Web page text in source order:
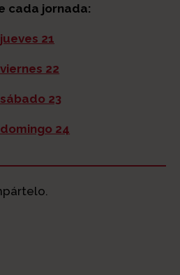
cada jornada:
21
22
23
24